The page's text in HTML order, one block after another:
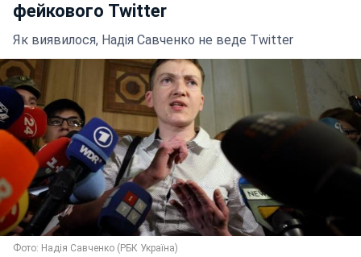
фейкового Twitter
Як виявилося, Надія Савченко не веде Twitter
Фото: Надія Савченко (РБК Україна)